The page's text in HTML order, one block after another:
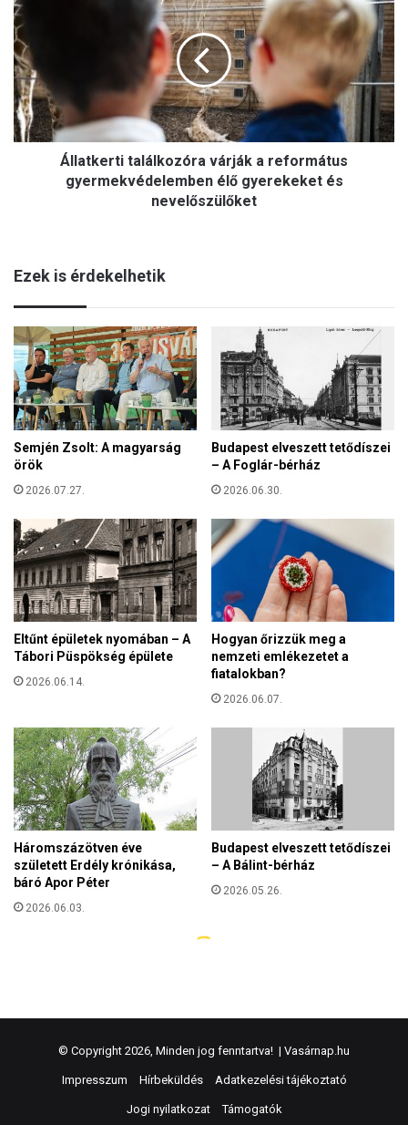
© Copyright 2026, Minden jog fenntartva! | Vasárnap.hu
Impresszum Hírbeküldés Adatkezelési tájékoztató
Jogi nyilatkozat Támogatók